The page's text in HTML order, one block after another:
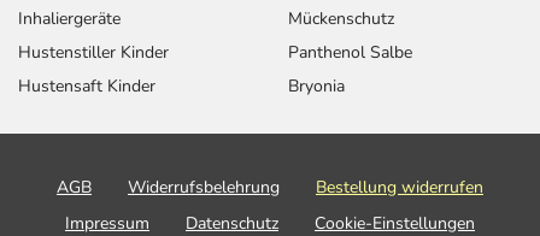
Inhaliergeräte
Hustenstiller Kinder
Hustensaft Kinder
Mückenschutz
Panthenol Salbe
Bryonia
AGB Widerrufsbelehrung
Bestellung widerrufen
Impressum
Datenschutz
Cookie-Einstellungen